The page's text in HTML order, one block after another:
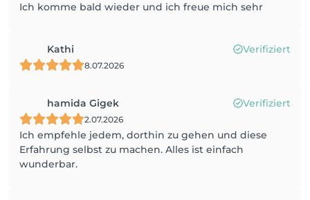
Ich komme bald wieder und ich freue mich sehr
Kathi Verifiziert
8.07.2026
hamida Gigek Verifiziert
2.07.2026
Ich empfehle jedem, dorthin zu gehen und diese
Erfahrung selbst zu machen. Alles ist einfach
wunderbar.